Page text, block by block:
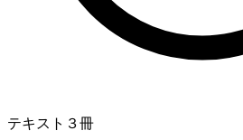
テキスト３冊